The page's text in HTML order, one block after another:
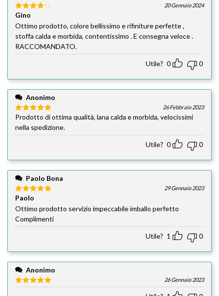
Valutato
4su 5
20 Gennaio 2024
Gino
Ottimo prodotto, colore bellissimo e rifiniture perfette ,
stoffa calda e morbida, contentissimo . E consegna veloce .
RACCOMANDATO.
Utile? 0 0
Anonimo
Valutato5
su 5
26 Febbraio 2023
Prodotto di ottima qualità, lana calda e morbida, velocissimi
nella spedizione.
Utile? 0 0
Paolo Bona
Valutato
su 5
29 Gennaio 2023
Paolo
Ottimo prodotto servizio impeccabile imballo perfetto
Complimenti
Utile? 1 0
Anonimo
26 Gennaio 2023